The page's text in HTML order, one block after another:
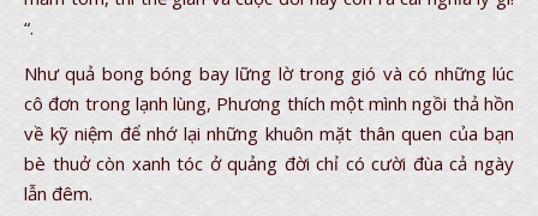
“.
Như quả bong bóng bay lững lờ trong gió và có những lúc
cô đơn trong lạnh lùng, Phương thích một mình ngồi thả hồn
về kỹ niệm để nhớ lại những khuôn mặt thân quen của bạn
bè thuở còn xanh tóc ở quảng đời chỉ có cười đùa cả ngày
lẫn đêm.